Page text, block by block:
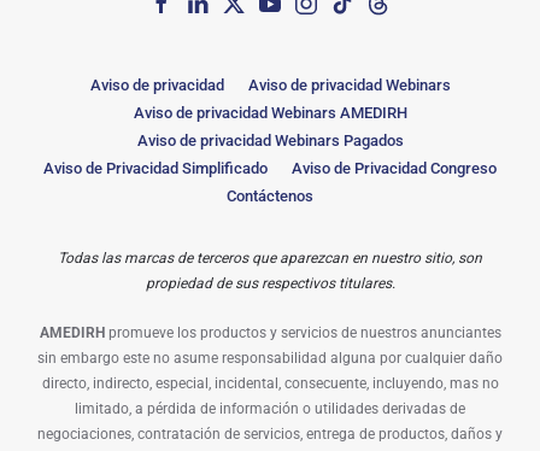
Aviso de privacidad
Aviso de privacidad Webinars
Aviso de privacidad Webinars AMEDIRH
Aviso de privacidad Webinars Pagados
Aviso de Privacidad Simplificado
Aviso de Privacidad Congreso
Contáctenos
Todas las marcas de terceros que aparezcan en nuestro sitio, son
propiedad de sus respectivos titulares.
AMEDIRH promueve los productos y servicios de nuestros anunciantes
sin embargo este no asume responsabilidad alguna por cualquier daño
directo, indirecto, especial, incidental, consecuente, incluyendo, mas no
limitado, a pérdida de información o utilidades derivadas de
negociaciones, contratación de servicios, entrega de productos, daños y